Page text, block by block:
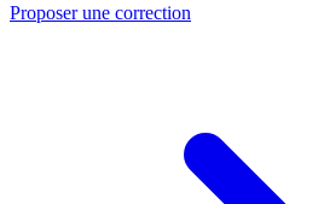
Proposer une correction